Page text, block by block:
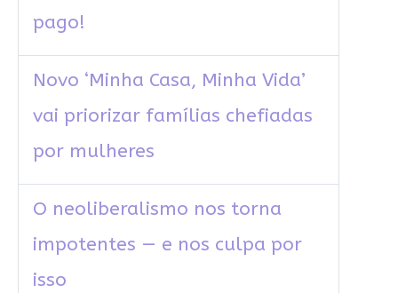
pago!
Novo ‘Minha Casa, Minha Vida’
vai priorizar famílias chefiadas
por mulheres
O neoliberalismo nos torna
impotentes — e nos culpa por
isso